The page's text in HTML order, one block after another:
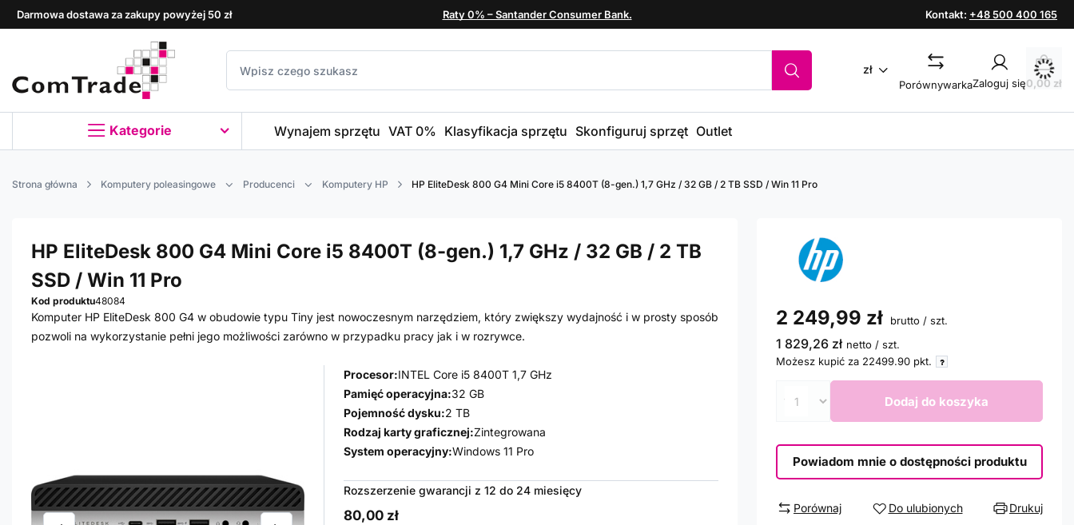
Darmowa dostawa za zakupy powyżej 50 zł Raty 0% – Santander Consumer Bank. Kontakt: +48 500 400 165
zł
PorównywarkaZaloguj się0,00 zł
Kategorie Wynajem sprzętu VAT 0% Klasyfikacja sprzętu Skonfiguruj sprzęt Outlet
Strona główna Komputery poleasingowe Producenci Komputery HP HP EliteDesk 800 G4 Mini Core i5 8400T (8-gen.) 1,7 GHz / 32 GB / 2 TB SSD / Win 11 Pro
HP EliteDesk 800 G4 Mini Core i5 8400T (8-gen.) 1,7 GHz / 32 GB / 2 TB
SSD / Win 11 Pro
Kod produktu48084
Komputer HP EliteDesk 800 G4 w obudowie typu Tiny jest nowoczesnym narzędziem, który zwiększy wydajność i w prosty sposób
pozwoli na wykorzystanie pełni jego możliwości zarówno w przypadku pracy jak i w rozrywce.
Procesor:INTEL Core i5 8400T 1,7 GHz
Pamięć operacyjna:32 GB
Pojemność dysku:2 TB
Rodzaj karty graficznej:Zintegrowana
System operacyjny:Windows 11 Pro
Rozszerzenie gwarancji z 12 do 24 miesięcy
80,00 zł
2 249,99 zł brutto / szt.
1 829,26 zł netto / szt.
Możesz kupić za 22499.90 pkt.
Dodaj do koszyka
Powiadom mnie o dostępności produktu
Porównaj Do ulubionych Drukuj